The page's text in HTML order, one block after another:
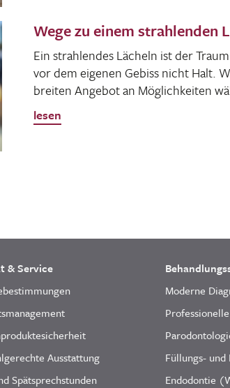
Wege zu einem strahlenden
Ein strah­lendes Lächeln ist der
vor dem eigenen Gebiss nicht Halt.
breiten Angebot an Möglich­keiten
lesen
& Service
Ausstattung
Spätsprechstunden
Moderne
Füllungs-
Endodontie